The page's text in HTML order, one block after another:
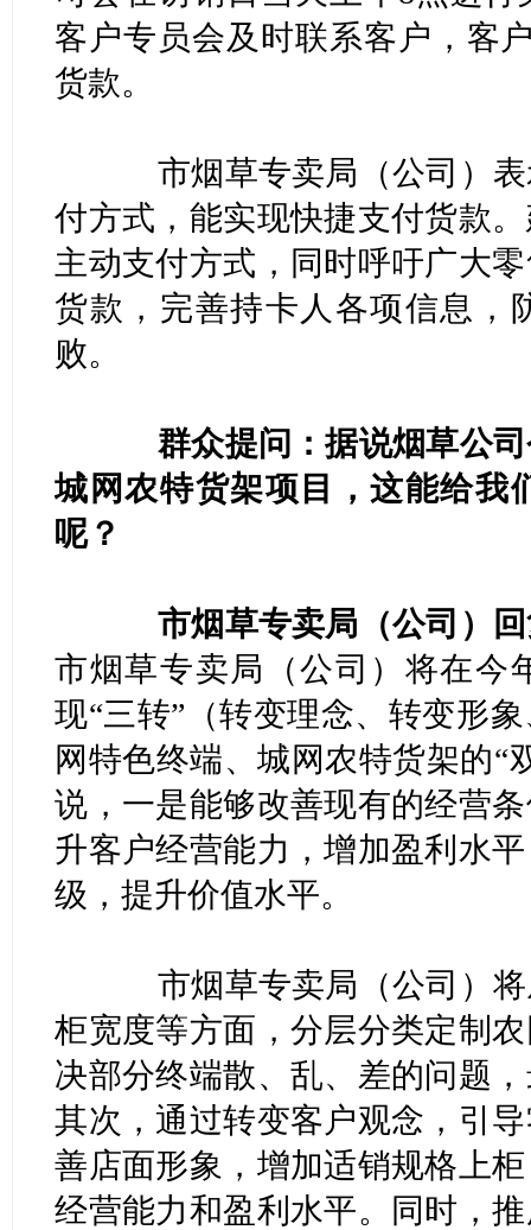
客户专员会及时联系客户，客
货款。
市烟草专卖局（公司）表
付方式，能实现快捷支付货款
主动支付方式，同时呼吁广大
货款，完善持卡人各项信息，
败。
群众提问：据说烟草公
城网农特货架项目，这能给我
呢？
市烟草专卖局（公司）
市烟草专卖局（公司）将在今
现“三转”（转变理念、转变形
网特色终端、城网农特货架的“
说，一是能够改善现有的经营
升客户经营能力，增加盈利水
级，提升价值水平。
市烟草专卖局（公司）将
柜宽度等方面，分层分类定制
决部分终端散、乱、差的问题
其次，通过转变客户观念，引
善店面形象，增加适销规格上
经营能力和盈利水平。同时，